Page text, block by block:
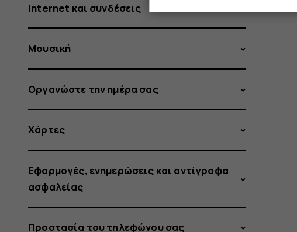
Internet και συνδέσεις
Μουσική
Οργανώστε την ημέρα σας
Χάρτες
Εφαρμογές, ενημερώσεις και αντίγραφα
ασφαλείας
Προστασία του τηλεφώνου σας